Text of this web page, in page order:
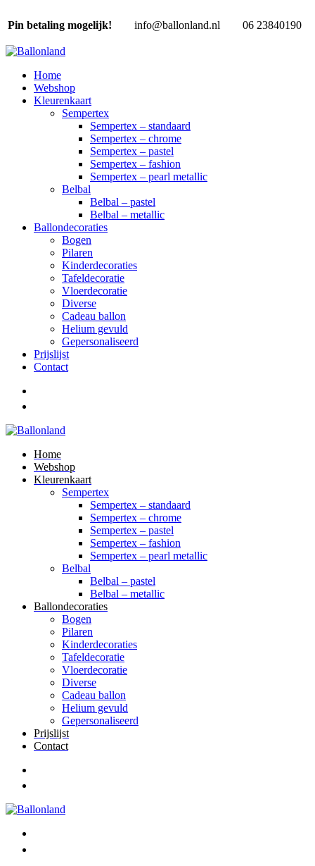
Pin betaling mogelijk! info@ballonland.nl 06 23840190
Home
Webshop
Kleurenkaart
Sempertex
Sempertex – standaard
Sempertex – chrome
Sempertex – pastel
Sempertex – fashion
Sempertex – pearl metallic
Belbal
Belbal – pastel
Belbal – metallic
Ballondecoraties
Bogen
Pilaren
Kinderdecoraties
Tafeldecoratie
Vloerdecoratie
Diverse
Cadeau ballon
Helium gevuld
Gepersonaliseerd
Prijslijst
Contact
Home
Webshop
Kleurenkaart
Sempertex
Sempertex – standaard
Sempertex – chrome
Sempertex – pastel
Sempertex – fashion
Sempertex – pearl metallic
Belbal
Belbal – pastel
Belbal – metallic
Ballondecoraties
Bogen
Pilaren
Kinderdecoraties
Tafeldecoratie
Vloerdecoratie
Diverse
Cadeau ballon
Helium gevuld
Gepersonaliseerd
Prijslijst
Contact